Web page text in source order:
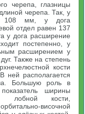
черепа, глазницы
черепа. Так, у
108 мм, у дога
отдел равен 137
у дога расширение
постепенно, у
расширением у
Также на степень
кости
ней располагается
Большую роль в
ширины
лобной кости,
височной